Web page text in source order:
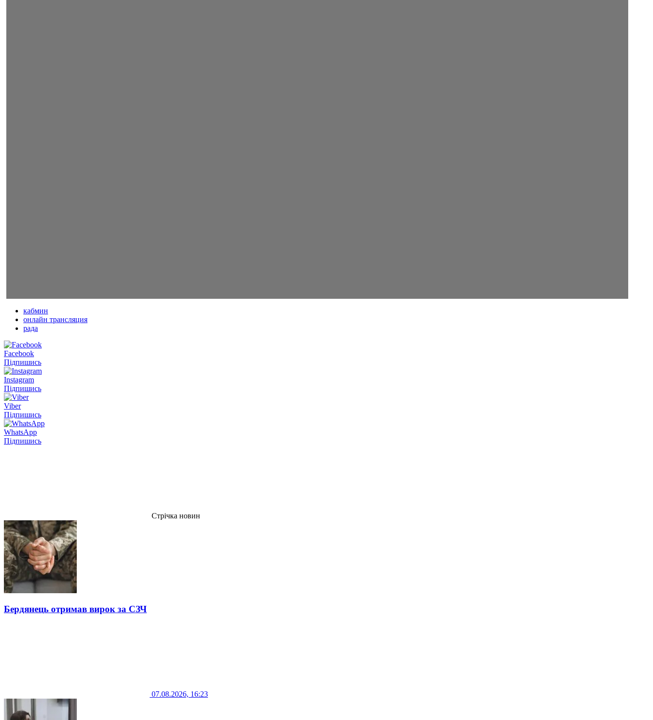
кабмин
онлайн трансляция
рада
Facebook
Підпишись
Instagram
Підпишись
Viber
Підпишись
WhatsApp
Підпишись
Стрічка новин
Бердянець отримав вирок за СЗЧ
07.08.2026, 16:23